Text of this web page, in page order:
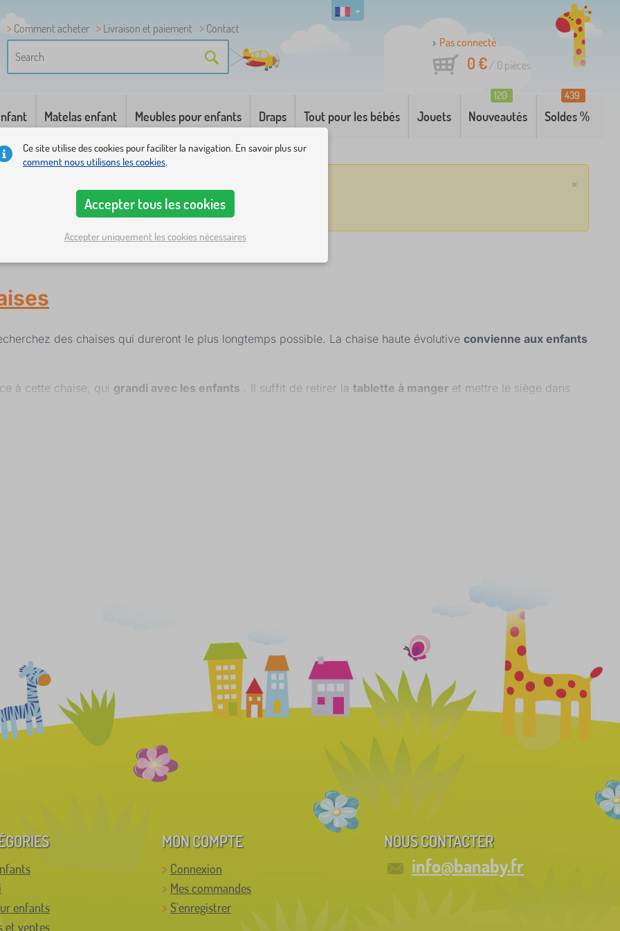
Comment acheter Livraison et paiement
Contact
Pas connecté
0 €/ 0 pièces
Matelas enfant Meubles pour enfants Draps Tout pour les bébés Jouets Nouveautés
120
Soldes %
439
×
des chaises qui dureront le plus longtemps possible. La chaise haute évolutive convienne aux enfants
à cette chaise, qui grandi avec les enfants . Il suffit de retirer la tablette à manger et mettre le siège dans
certaines personnes utilisent le terme
;)
enfants
et ventes
MON COMPTE
Connexion
Mes commandes
S'enregistrer
NOUS CONTACTER
info@banaby.fr
Ce site utilise des cookies pour faciliter la navigation. En savoir plus sur
comment nous utilisons les cookies.
Accepter tous les cookies
Accepter uniquement les cookies nécessaires